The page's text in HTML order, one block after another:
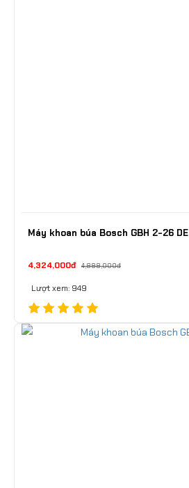
Máy khoan búa Bosch GBH 2-26 DE
4,324,000đ 4,888,000đ
Lượt xem: 949